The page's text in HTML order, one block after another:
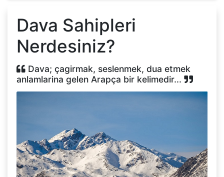
Dava Sahipleri
Nerdesiniz?
Dava; çagirmak, seslenmek, dua etmek
anlamlarina gelen Arapça bir kelimedir...